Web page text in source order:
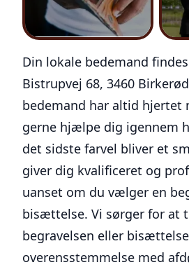
Din lokale bedemand
Bistrupvej 68, 3460 Birkerød
bedemand har altid hjertet
gerne hjælpe dig igennem
det sidste farvel bliver et
giver dig kvalificeret og
uanset om du vælger en
bisættelse. Vi sørger for at
begravelsen eller
overensstemmelse med